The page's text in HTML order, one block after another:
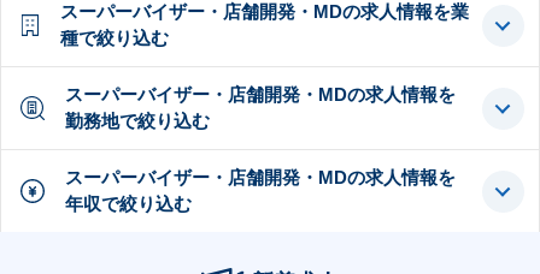
スーパーバイザー・店舗開発・MDの求人情報を業
種で絞り込む
スーパーバイザー・店舗開発・MDの求人情報を
勤務地で絞り込む
スーパーバイザー・店舗開発・MDの求人情報を
年収で絞り込む